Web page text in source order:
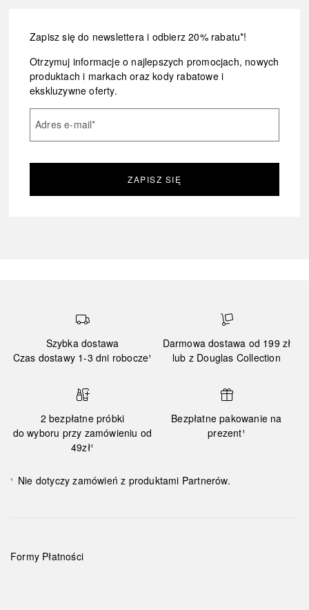
Zapisz się do newslettera i odbierz 20% rabatu*!
Otrzymuj informacje o najlepszych promocjach, nowych
produktach i markach oraz kody rabatowe i
ekskluzywne oferty.
Adres e-mail*
ZAPISZ SIĘ
Szybka dostawa
Czas dostawy 1-3 dni robocze¹
Darmowa dostawa od 199 zł
lub z Douglas Collection
2 bezpłatne próbki
do wyboru przy zamówieniu od
49zł¹
Bezpłatne pakowanie na
prezent¹
¹ Nie dotyczy zamówień z produktami Partnerów.
Formy Płatności